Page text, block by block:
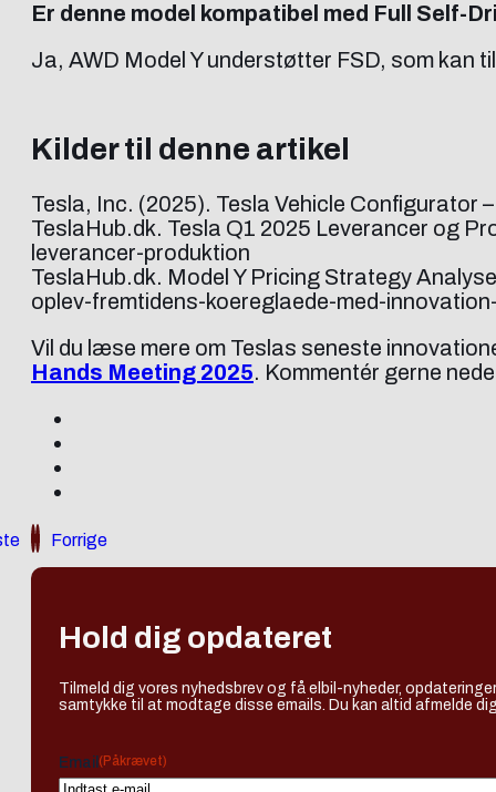
Er denne model kompatibel med Full Self-
Ja, AWD Model Y understøtter FSD, som kan
Kilder til denne artikel
Tesla, Inc. (2025). Tesla Vehicle Configurator
TeslaHub.dk. Tesla Q1 2025 Leverancer og
leverancer-produktion
TeslaHub.dk. Model Y Pricing Strategy
oplev-fremtidens-koereglaede-med-
Vil du læse mere om Teslas seneste
Hands Meeting 2025. Kommentér gerne
Forrige
Hold dig opdateret
Tilmeld dig vores nyhedsbrev og få elbil-nyheder,
samtykke til at modtage disse emails. Du kan altid afmelde
Email (Påkrævet)